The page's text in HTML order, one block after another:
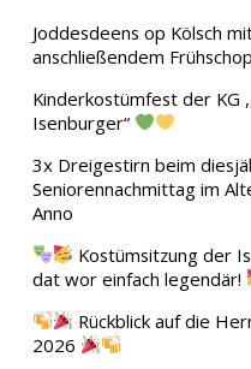
Joddesdeens op Kölsch
anschließendem
Kinderkostümfest der KG
Isenburger“
3x Dreigestirn beim
Seniorennachmittag im
Anno
Kostümsitzung der
dat wor einfach legendär!
Rückblick auf die
2026